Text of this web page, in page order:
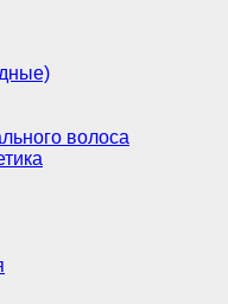
волоса